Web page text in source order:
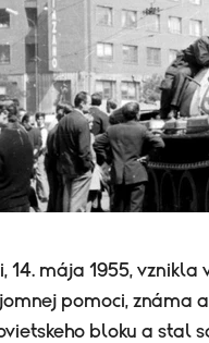
14. mája 1955, vznikla
pomoci, známa
bloku a stal